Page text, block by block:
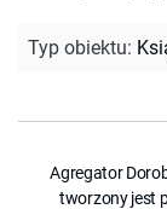
Typ obiektu:
Agregator
tworzony jest